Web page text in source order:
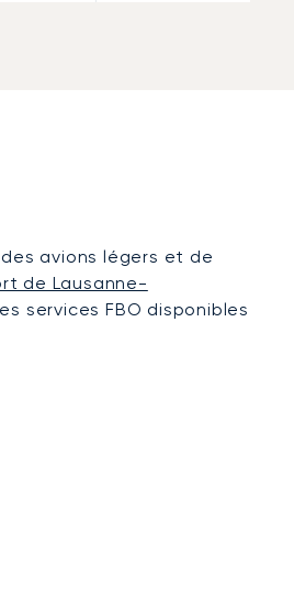
avions légers et de
de Lausanne-
services FBO disponibles